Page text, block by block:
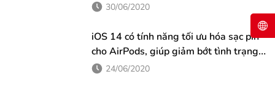
30/06/2020
iOS 14 có tính năng tối ưu hóa sạc pin
cho AirPods, giúp giảm bớt tình trạng
chai pin
24/06/2020